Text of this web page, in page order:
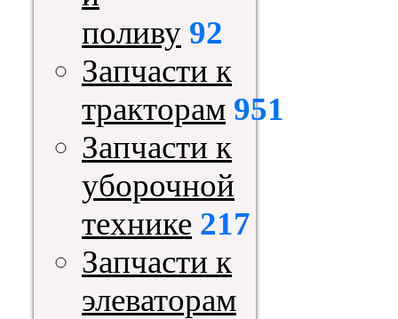
поливу 92
Запчасти к
тракторам 951
Запчасти к
уборочной
технике 217
Запчасти к
элеваторам